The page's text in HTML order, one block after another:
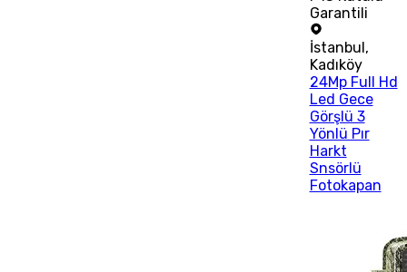
Garantili
İstanbul,
Kadıköy
24Mp Full Hd
Led Gece
Görşlü 3
Yönlü Pır
Harkt
Snsörlü
Fotokapan